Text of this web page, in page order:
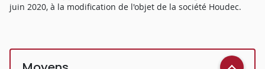
juin 2020, à la modification de l'objet de la société Houdec.